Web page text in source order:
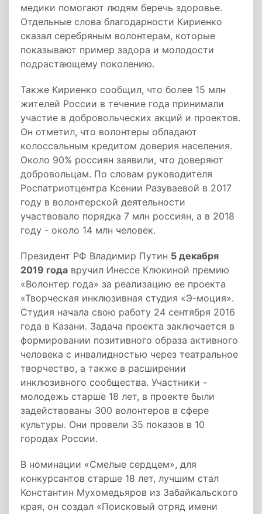
медики помогают людям беречь здоровье.
Отдельные слова благодарности Кириенко
сказал серебряным волонтерам, которые
показывают пример задора и молодости
подрастающему поколению.
Также Кириенко сообщил, что более 15 млн
жителей России в течение года принимали
участие в добровольческих акций и проектов.
Он отметил, что волонтеры обладают
колоссальным кредитом доверия населения.
Около 90% россиян заявили, что доверяют
добровольцам. По словам руководителя
Роспатриотцентра Ксении Разуваевой в 2017
году в волонтерской деятельности
участвовало порядка 7 млн россиян, а в 2018
году - около 14 млн человек.
Президент РФ Владимир Путин 5 декабря
2019 года вручил Инессе Клюкиной премию
«Волонтер года» за реализацию ее проекта
«Творческая инклюзивная студия «Э-моция».
Студия начала свою работу 24 сентября 2016
года в Казани. Задача проекта заключается в
формировании позитивного образа активного
человека с инвалидностью через театральное
творчество, а также в расширении
инклюзивного сообщества. Участники -
молодежь старше 18 лет, в проекте были
задействованы 300 волонтеров в сфере
культуры. Они провели 35 показов в 10
городах России.
В номинации «Смелые сердцем», для
конкурсантов старше 18 лет, лучшим стал
Константин Мухомедьяров из Забайкальского
края, он создал «Поисковый отряд имени